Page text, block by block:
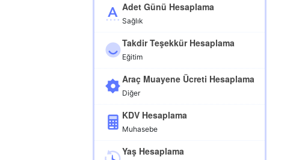
Adet Günü Hesaplama
Sağlık
Takdir Teşekkür Hesaplama
Eğitim
Araç Muayene Ücreti Hesaplama
Diğer
KDV Hesaplama
Muhasebe
Yaş Hesaplama